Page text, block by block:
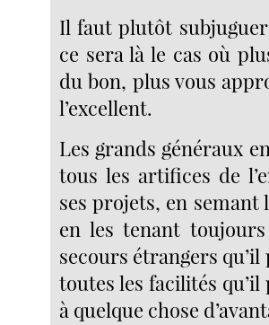
Il faut plutôt
ce sera là le cas où
du bon, plus vous
l’excellent.
Les grands généraux
tous les artifices de
ses projets, en
en les tenant
secours étrangers
toutes les facilités
à quelque chose